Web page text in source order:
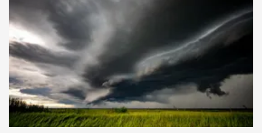
Pá Carregadeira Cat 966
Ano 1987
Londrina
R$ 145.000
Consultar